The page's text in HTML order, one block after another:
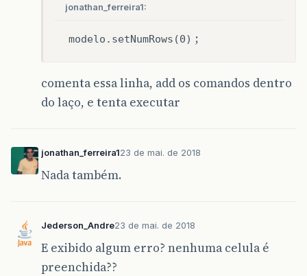
jonathan_ferreira1:
modelo.setNumRows(0) ;
comenta essa linha, add os comandos dentro
do laço, e tenta executar
jonathan_ferreira123 de mai. de 2018
Nada também.
Jederson_Andre23 de mai. de 2018
E exibido algum erro? nenhuma celula é
preenchida??